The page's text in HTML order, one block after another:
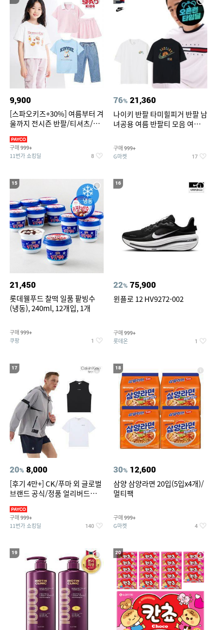
9,900
[스파오키즈+30%] 여름부터 겨
울까지 전시즌 반팔/티셔츠/셋
구매 999+
11번가 쇼킹딜 8
76% 21,360
나이키 반팔 타미힐피거 반팔 남
녀공용 여름 반팔티 모음 여름
구매 999+
G마켓 17
15
21,450
롯데웰푸드 찰떡 일품 팥빙수
(냉동), 240ml, 12개입, 1개
구매 999+
쿠팡 1
16
22% 75,900
윈플로 12 HV9272-002
구매 999+
롯데온 1
17
20% 8,000
[후기 4만+] CK/푸마 외 글로벌
브랜드 공식/정품 얼리버드
구매 999+
11번가 쇼킹딜 140
18
30% 12,600
삼양 삼양라면 20입(5입x4개)/
멀티팩
구매 999+
G마켓 4
19 20